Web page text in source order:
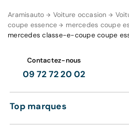
Aramisauto Voiture occasion
coupe essence
mercedes coupe
mercedes classe-e-coupe coupe
Contactez-nous
09 72 72 20 02
Top marques